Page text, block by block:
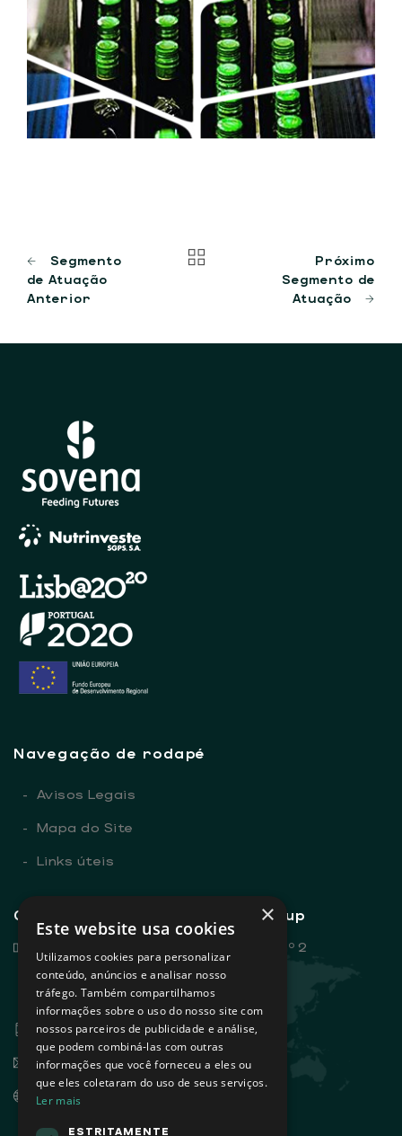
Segmento
de Atuação
Anterior
Próximo
Segmento de
Atuação
Navegação de rodapé
- Avisos Legais
- Mapa do Site
- Links úteis
Contactos gerais - Sovena Group
Rua Dr. António Loureiro Borges, nº 2
Edifício Arquiparque 2, 3º andar
1495-131 Algés - Portugal
+351 21 412 93 00
info@sovena.pt
www.sovenagroup.com
×
Este website usa cookies
Utilizamos cookies para personalizar
conteúdo, anúncios e analisar nosso
tráfego. Também compartilhamos
informações sobre o uso do nosso site com
nossos parceiros de publicidade e análise,
que podem combiná-las com outras
informações que você forneceu a eles ou
que eles coletaram do uso de seus serviços.
Ler mais
ESTRITAMENTE